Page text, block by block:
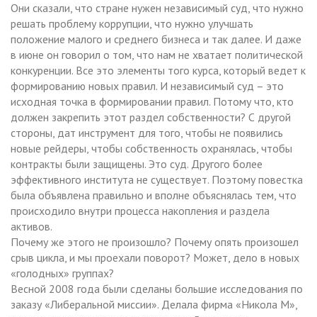
Они сказали, что стране нужен независимый суд, что нужно
решать проблему коррупции, что нужно улучшать
положение малого и среднего бизнеса и так далее. И даже
в июне он говорил о том, что нам не хватает политической
конкуренции. Все это элементы того курса, который ведет к
формированию новых правил. И независимый суд – это
исходная точка в формировании правил. Потому что, кто
должен закрепить этот раздел собственности? С другой
стороны, дат инструмент для того, чтобы не появились
новые рейдеры, чтобы собственность охранялась, чтобы
контракты были защищены. Это суд. Другого более
эффективного института не существует. Поэтому повестка
была объявлена правильно и вполне объяснялась тем, что
происходило внутри процесса накопления и раздела
активов.
Почему же этого не произошло? Почему опять произошел
срыв цикла, и мы проехали поворот? Может, дело в новых
«голодных» группах?
Весной 2008 года были сделаны большие исследования по
заказу «Либеральной миссии». Делала фирма «Никола М»,